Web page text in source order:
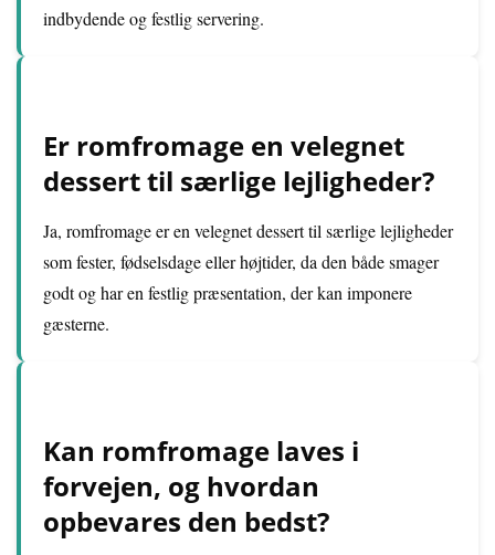
indbydende og festlig servering.
Er romfromage en velegnet
dessert til særlige lejligheder?
Ja, romfromage er en velegnet dessert til særlige lejligheder
som fester, fødselsdage eller højtider, da den både smager
godt og har en festlig præsentation, der kan imponere
gæsterne.
Kan romfromage laves i
forvejen, og hvordan
opbevares den bedst?